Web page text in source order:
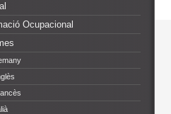
Ocupacional